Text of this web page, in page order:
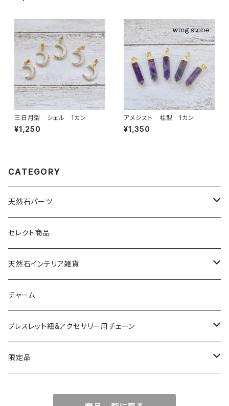
三日月型 シェル 1カン
¥1,250
アメジスト 柱型 1カン
¥1,350
CATEGORY
天然石パーツ
天然石
ドゥルージー
ソーラークォーツ
コッパー
アゲート
セレクト商品
天然石インテリア雑貨
天然石スライスコースター
天然石キャンドルホルダー
チャーム
ブレスレット紐&アクセサリー用チェーン
ネックレスチェーン
限定品